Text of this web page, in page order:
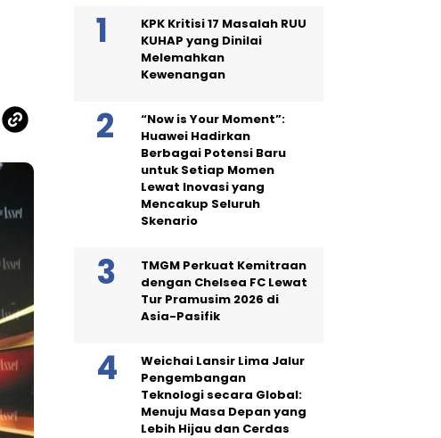
KPK Kritisi 17 Masalah RUU
KUHAP yang Dinilai
Melemahkan
Kewenangan
“Now is Your Moment”:
Huawei Hadirkan
Berbagai Potensi Baru
untuk Setiap Momen
Lewat Inovasi yang
Mencakup Seluruh
Skenario
TMGM Perkuat Kemitraan
dengan Chelsea FC Lewat
Tur Pramusim 2026 di
Asia-Pasifik
Weichai Lansir Lima Jalur
Pengembangan
Teknologi secara Global:
Menuju Masa Depan yang
Lebih Hijau dan Cerdas